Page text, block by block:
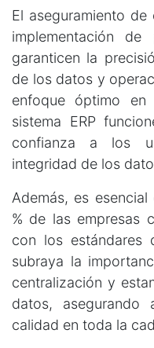
El aseguramiento de
implementación
garanticen la
de los datos y
enfoque óptimo
sistema ERP
confianza a los
integridad de los
Además, es
% de las empresas
con los estándares
subraya la
centralización y
datos,
calidad en toda la